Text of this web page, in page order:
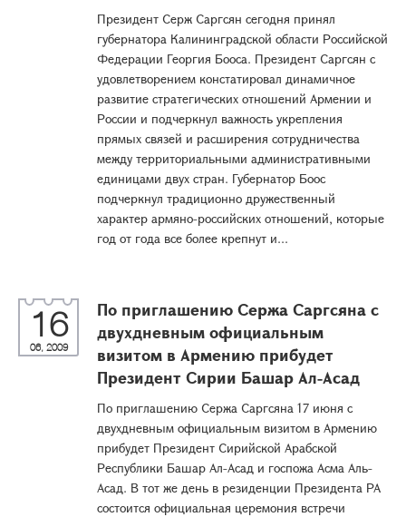
Президент Серж Саргсян сегодня принял
губернатора Калининградской области Российской
Федерации Георгия Бооса. Президент Саргсян с
удовлетворением констатировал динамичное
развитие стратегических отношений Армении и
России и подчеркнул важность укрепления
прямых связей и расширения сотрудничества
между территориальными административными
единицами двух стран. Губернатор Боос
подчеркнул традиционно дружественный
характер армяно-российских отношений, которые
год от года все более крепнут и...
16
06, 2009
По приглашению Сержа Саргсяна с
двухдневным официальным
визитом в Армению прибудет
Президент Сирии Башар Ал-Асад
По приглашению Сержа Саргсяна 17 июня с
двухдневным официальным визитом в Армению
прибудет Президент Сирийской Арабской
Республики Башар Ал-Асад и госпожа Асма Аль-
Асад. В тот же день в резиденции Президента РА
состоится официальная церемония встречи